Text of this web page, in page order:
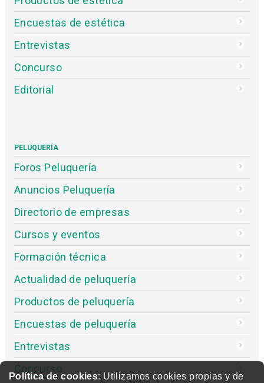
Política de cookies: Utilizamos cookies propias y de
Encuestas de estética
Entrevistas
Concurso
Editorial
PELUQUERÍA
Foros Peluquería
Anuncios Peluquería
Directorio de empresas
Cursos y eventos
Formación técnica
Actualidad de peluquería
Productos de peluquería
Encuestas de peluquería
Entrevistas
Concurso